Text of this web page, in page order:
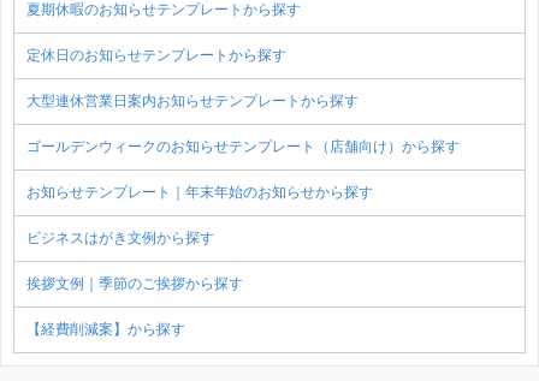
夏期休暇のお知らせテンプレートから探す
定休日のお知らせテンプレートから探す
大型連休営業日案内お知らせテンプレートから探す
ゴールデンウィークのお知らせテンプレート（店舗向け）から探す
お知らせテンプレート｜年末年始のお知らせから探す
ビジネスはがき文例から探す
挨拶文例｜季節のご挨拶から探す
【経費削減案】から探す